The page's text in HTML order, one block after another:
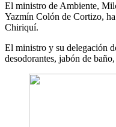
El ministro de Ambiente,
Yazmín Colón de Cortizo,
Chiriquí.
El ministro y su delegación
desodorantes, jabón de